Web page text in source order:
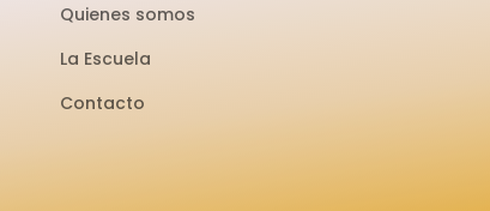
Quienes somos
La Escuela
Contacto